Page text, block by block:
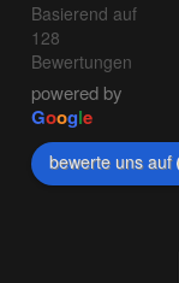
Basierend auf
128
Bewertungen
powered by
Google
bewerte uns auf